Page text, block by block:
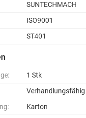
SUNTECHMACH
ISO9001
ST401
1 Stk
Verhandlungsfähig
Karton